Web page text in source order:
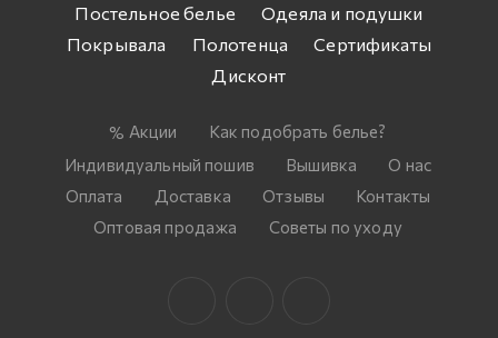
Постельное белье
Одеяла и подушки
Покрывала
Полотенца
Сертификаты
Дисконт
Акции
Как подобрать белье?
Индивидуальный пошив
Вышивка
О нас
Оплата
Доставка Отзывы
Контакты
Оптовая продажа
Советы по уходу